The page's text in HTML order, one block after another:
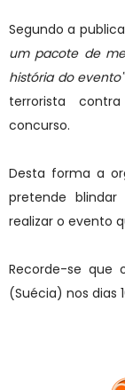
Segundo a
um pacote de
história do evento"
terrorista
concurso.
Desta forma a
pretende
realizar o evento
Recorde-se que
(Suécia) nos dias